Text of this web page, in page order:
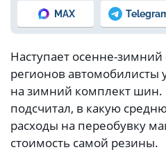
MAX
Наступает осенне-зимний
регионов автомобилисты
на зимний комплект шин.
подсчитал, в какую
расходы на переобувку
стоимость самой резины.